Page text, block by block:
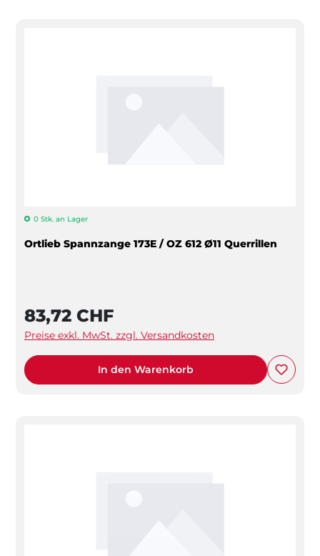
0 Stk. an Lager
Ortlieb Spannzange 173E / OZ 612 Ø11 Querrillen
83,72 CHF
Preise exkl. MwSt. zzgl. Versandkosten
In den Warenkorb